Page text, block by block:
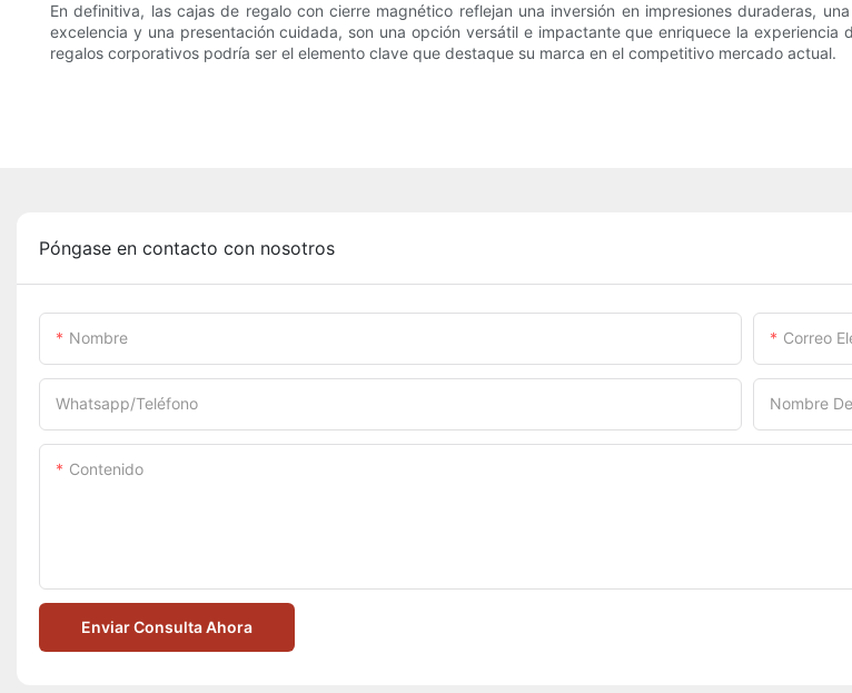
En definitiva, las cajas de regalo con cierre magnético reflejan una inversión en impresiones duraderas,
excelencia y una presentación cuidada, son una opción versátil e impactante que enriquece la
regalos corporativos podría ser el elemento clave que destaque su marca en el competitivo mercado actual.
Póngase en contacto con nosotros
Nombre Correo
Whatsapp/Teléfono Nombre
Contenido
Enviar Consulta Ahora